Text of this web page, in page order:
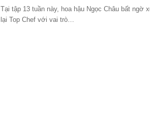
Tại tập 13 tuần này, hoa hậu Ngọc Châu bất ngờ
lại Top Chef với vai trò…